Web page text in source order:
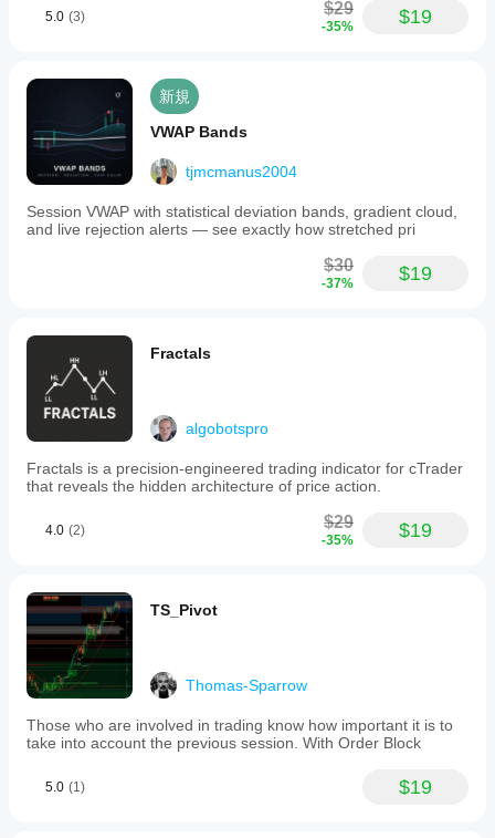
5.0 (3) $29
-35% $19
新規
VWAP Bands
tjmcmanus2004
Session VWAP with statistical deviation bands, gradient cloud,
and live rejection alerts — see exactly how stretched pri
$30
-37% $19
Fractals
algobotspro
Fractals is a precision-engineered trading indicator for cTrader
that reveals the hidden architecture of price action.
4.0 (2) $29
-35% $19
TS_Pivot
Thomas-Sparrow
Those who are involved in trading know how important it is to
take into account the previous session. With Order Block
5.0 (1) $19